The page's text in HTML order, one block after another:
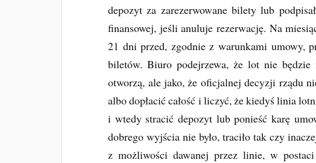
depozyt za zarezerwowane bilety lub
finansowej, jeśli anuluje rezerwację. Na
21 dni przed, zgodnie z warunkami umowy,
biletów. Biuro podejrzewa, że lot nie będzie
otworzą, ale jako, że oficjalnej decyzji rządu
albo dopłacić całość i liczyć, że kiedyś linia
i wtedy stracić depozyt lub ponieść karę
dobrego wyjścia nie było, traciło tak czy
z możliwości dawanej przez linie, w